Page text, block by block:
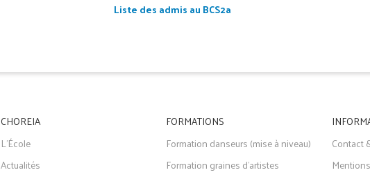
Liste des admis au BCS2a
CHOREIA
L'École
Actualités
FORMATIONS
Formation danseurs (mise à niveau)
Formation graines d'artistes
Contact